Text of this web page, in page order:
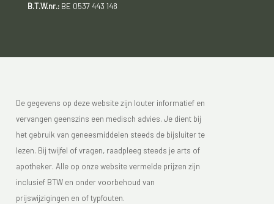
B.T.W.nr.:BE 0537 443 148
De gegevens op deze website zijn louter informatief en
vervangen geenszins een medisch advies. Je dient bij
het gebruik van geneesmiddelen steeds de bijsluiter te
lezen. Bij twijfel of vragen, raadpleeg steeds je arts of
apotheker. Alle op onze website vermelde prijzen zijn
inclusief BTW en onder voorbehoud van
prijswijzigingen en of typfouten.